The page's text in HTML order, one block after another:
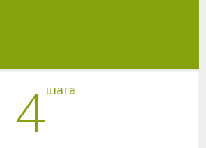
4шага